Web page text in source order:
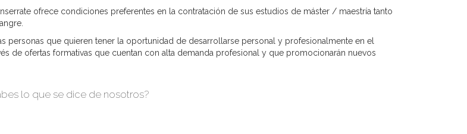
ofrece condiciones preferentes en la contratación de sus estudios de máster / maestría tanto
personas que quieren tener la oportunidad de desarrollarse personal y profesionalmente en el
de ofertas formativas que cuentan con alta demanda profesional y que promocionarán nuevos
lo que se dice de nosotros?